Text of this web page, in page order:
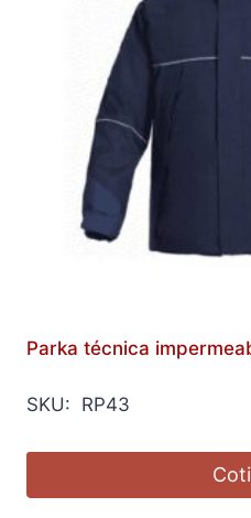
Parka técnica
SKU: RP43